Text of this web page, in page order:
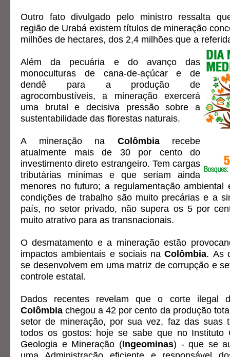
Outro fato divulgado pelo ministro ressalta
região de Urabá existem títulos de mineração
milhões de hectares, dos 2,4 milhões que a
Além da pecuária e do avanço das
monoculturas de cana-de-açúcar e de
dendê para a produção de
agrocombustíveis, a mineração exercerá
uma brutal e decisiva pressão sobre a
sustentabilidade das florestas naturais.
A mineração na Colômbiarecebe
atualmente mais de 30 por cento do
investimento direto estrangeiro. Tem cargas
tributárias mínimas e que seriam ainda
menores no futuro; a regulamentação ambiental
condições de trabalho são muito precárias e a
país, no setor privado, não supera os 5 por
muito atrativo para as transnacionais.
O desmatamento e a mineração estão
impactos ambientais e sociais naColômbia. As
se desenvolvem em uma matriz de corrupção e
controle estatal.
Dados recentes revelam que o corte ilegal
Colômbia chegou a 42 por cento da produção
setor de mineração, por sua vez, faz das suas
todos os gostos: hoje se sabe que no Instituto
Geologia e Mineração (Ingeominas) - que se